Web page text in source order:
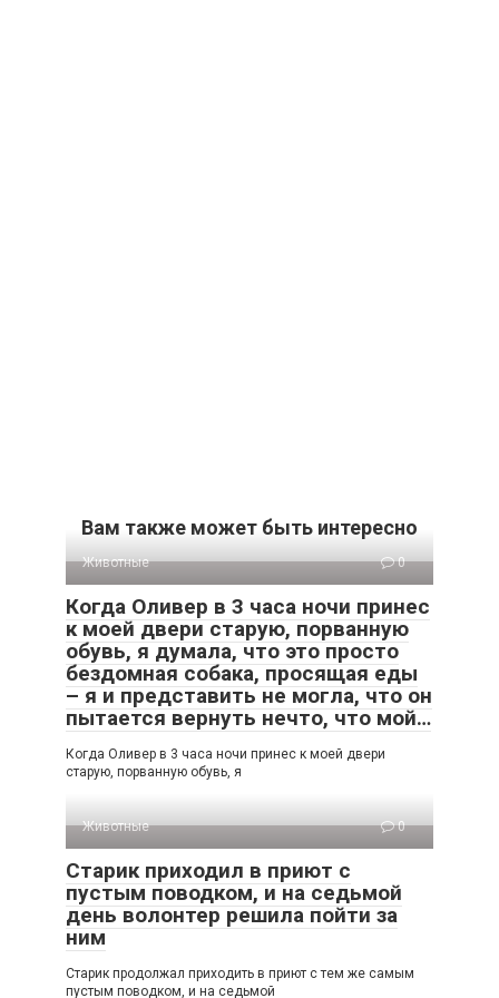
Вам также может быть интересно
Животные 0
Когда Оливер в 3 часа ночи принес
к моей двери старую, порванную
обувь, я думала, что это просто
бездомная собака, просящая еды
– я и представить не могла, что он
пытается вернуть нечто, что мой…
Когда Оливер в 3 часа ночи принес к моей двери
старую, порванную обувь, я
Животные 0
Старик приходил в приют с
пустым поводком, и на седьмой
день волонтер решила пойти за
ним
Старик продолжал приходить в приют с тем же самым
пустым поводком, и на седьмой